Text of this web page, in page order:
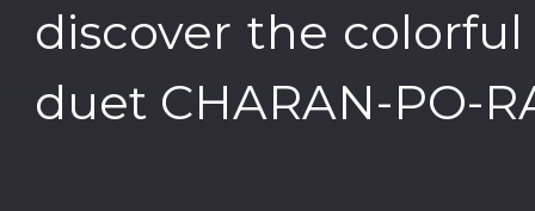
discover the
duet CHARAN-PO-